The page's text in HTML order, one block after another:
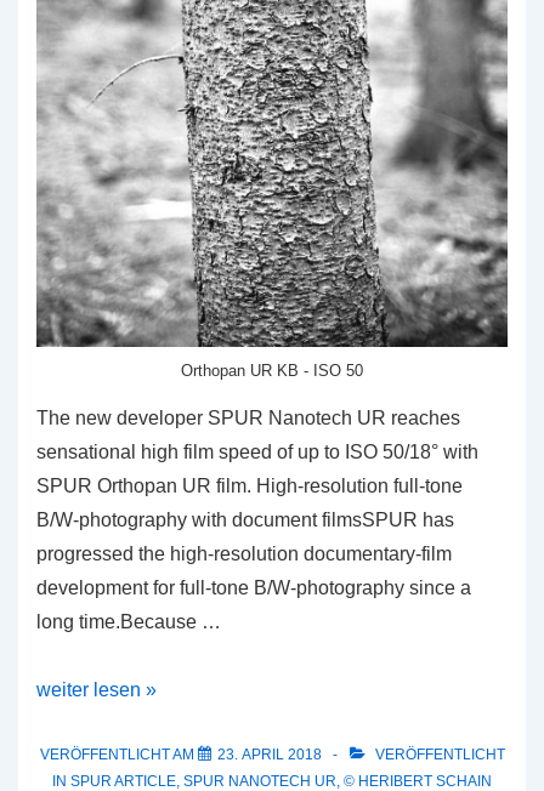
Orthopan UR KB - ISO 50
The new developer SPUR Nanotech UR reaches
sensational high film speed of up to ISO 50/18° with
SPUR Orthopan UR film. High-resolution full-tone
B/W-photography with document filmsSPUR has
progressed the high-resolution documentary-film
development for full-tone B/W-photography since a
long time.Because …
A
Match
weiter lesen »
VERÖFFENTLICHT AM 23. APRIL 2018
VERÖFFENTLICHT
IN SPUR ARTICLE SPUR NANOTECH UR © HERIBERT SCHAIN